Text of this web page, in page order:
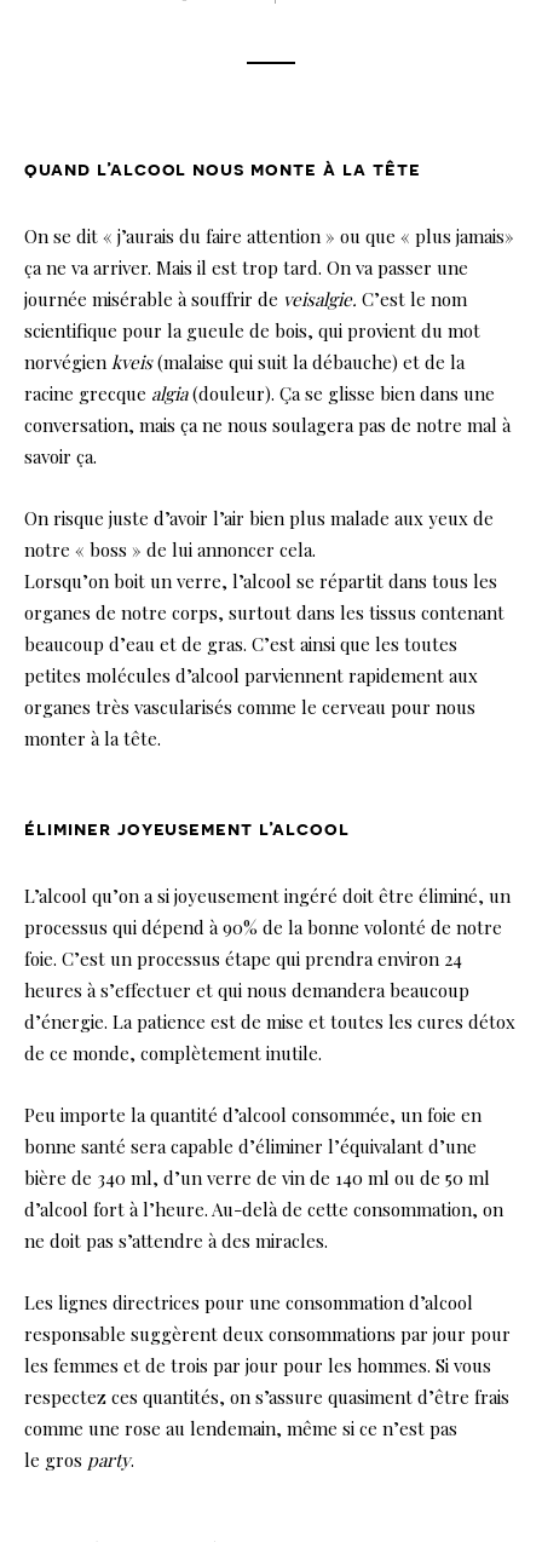
quand l’alcool nous monte à la tête
On se dit « j’aurais du faire attention » ou que « plus jamais»
ça ne va arriver. Mais il est trop tard. On va passer une
journée misérable à souffrir de veisalgie. C’est le nom
scientifique pour la gueule de bois, qui provient du mot
norvégien kveis(malaise qui suit la débauche) et de la
racine grecque algia(douleur). Ça se glisse bien dans une
conversation, mais ça ne nous soulagera pas de notre mal à
savoir ça.
On risque juste d’avoir l’air bien plus malade aux yeux de
notre « boss » de lui annoncer cela.
Lorsqu’on boit un verre, l’alcool se répartit dans tous les
organes de notre corps, surtout dans les tissus contenant
beaucoup d’eau et de gras. C’est ainsi que les toutes
petites molécules d’alcool parviennent rapidement aux
organes très vascularisés comme le cerveau pour nous
monter à la tête.
éliminer joyeusement l’alcool
L’alcool qu’on a si joyeusement ingéré doit être éliminé, un
processus qui dépend à 90% de la bonne volonté de notre
foie. C’est un processus étape qui prendra environ 24
heures à s’effectuer et qui nous demandera beaucoup
d’énergie. La patience est de mise et toutes les cures détox
de ce monde, complètement inutile.
Peu importe la quantité d’alcool consommée, un foie en
bonne santé sera capable d’éliminer l’équivalant d’une
bière de 340 ml, d’un verre de vin de 140 ml ou de 50 ml
d’alcool fort à l’heure. Au-delà de cette consommation, on
ne doit pas s’attendre à des miracles.
Les lignes directrices pour une consommation d’alcool
responsable suggèrent deux consommations par jour pour
les femmes et de trois par jour pour les hommes. Si vous
respectez ces quantités, on s’assure quasiment d’être frais
comme une rose au lendemain, même si ce n’est pas
le gros party.